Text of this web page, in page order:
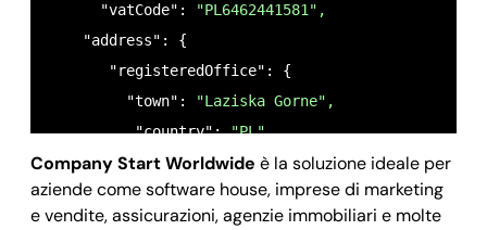
      "vatCode":
"PL6462441581",
    "address": {
       "registeredOffice": {
         "town":
"Laziska Gorne",
          "country":
"PL",
          "zipCode":
"43-173",
          "streetName":
"Mikolowska 42",
          "streetNumber":
"42",
Company Start Worldwide è la soluzione ideale per
aziende come software house, imprese di marketing
e vendite, assicurazioni, agenzie immobiliari e molte